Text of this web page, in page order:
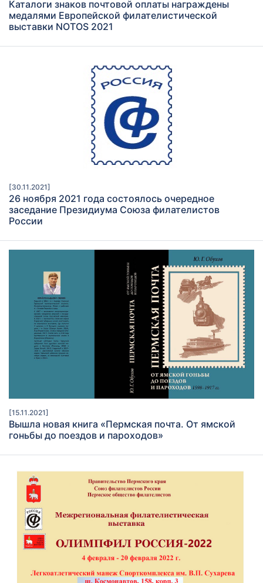
Каталоги знаков почтовой оплаты награждены
медалями Европейской филателистической
выставки NOTOS 2021
[30.11.2021]
26 ноября 2021 года состоялось очередное
заседание Президиума Союза филателистов
России
[15.11.2021]
Вышла новая книга «Пермская почта. От ямской
гоньбы до поездов и пароходов»